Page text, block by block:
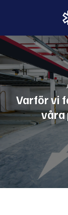
Varför vi
våra